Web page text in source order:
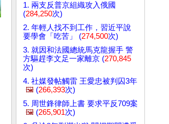
1. 兩支反普京組織攻入俄國
(284,250次)
2. 年輕人找不到工作，習近平說
要學會「吃苦」 (274,500次)
3. 就因和法國總統馬克龍握手 警
方驅趕李文足一家離京 (270,845
次)
4. 社媒發帖觸雷 王愛忠被判囚3年
🖼️ (266,393次)
5. 周世鋒律師上書 要求平反709案
🖼️ (265,901次)